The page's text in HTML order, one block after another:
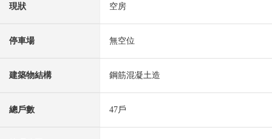
現狀 空房
停車場 無空位
建築物結構 鋼筋混凝土造
總戶數 47戶